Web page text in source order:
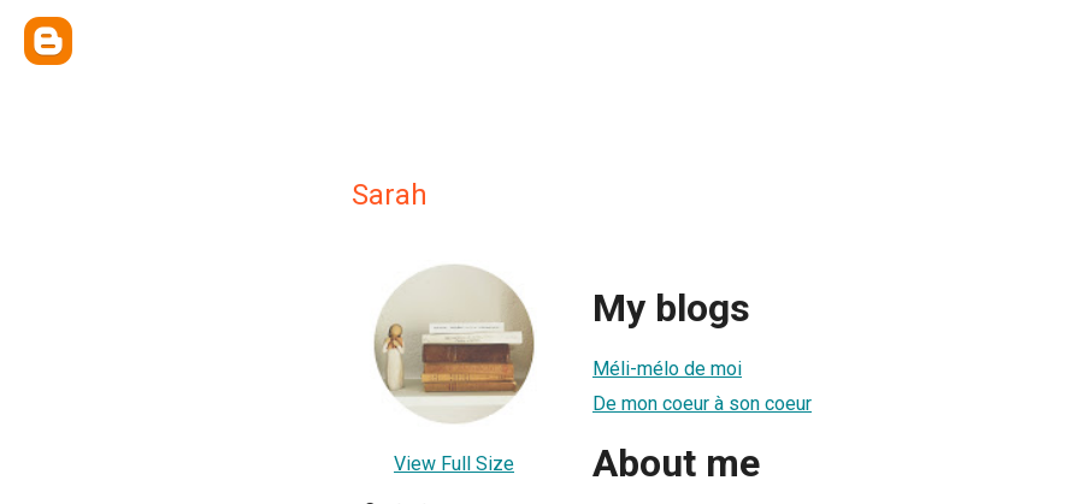
Sarah
View Full Size
My blogs
Méli-mélo de moi
De mon coeur à son coeur
About me